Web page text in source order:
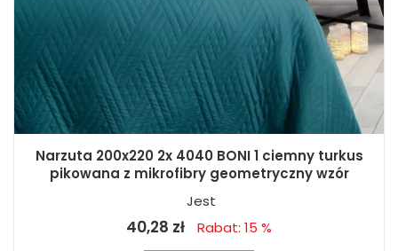
Narzuta 200x220 2x 4040 BONI 1 ciemny turkus
pikowana z mikrofibry geometryczny wzór
Jest
40,28 zł Rabat: 15 %